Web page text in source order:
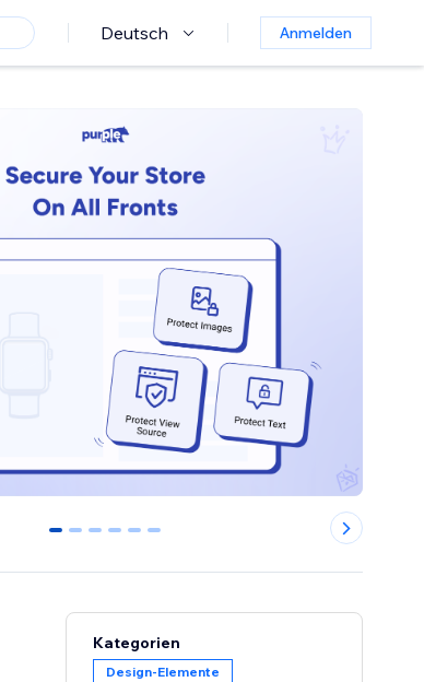
Deutsch Anmelden
0 1 2 3 4 5
Kategorien
Design-Elemente